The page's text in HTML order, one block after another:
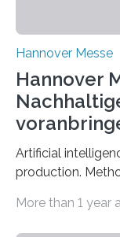
Hannover Messe
Hannover
Artificial
production.
insights from
More than 1 year